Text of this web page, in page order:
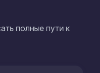
полные пути к